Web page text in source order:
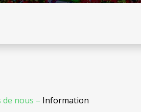
de nous – Information